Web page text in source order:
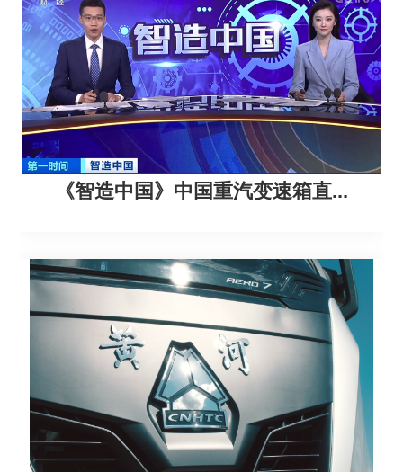
《智造中国》中国重汽变速箱直...